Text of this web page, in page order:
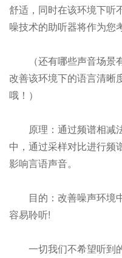
舒适，同时在该环境下听
噪技术的助听器将作为您
（还有哪些声音场景
改善该环境下的语言清晰
哦！）
原理：通过频谱相减
中，通过采样对比进行频
影响言语声音。
目的：改善噪声环境
容易聆听!
一切我们不希望听到的